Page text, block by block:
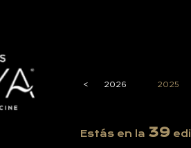
<
< 2026 2025
Estás en la 39